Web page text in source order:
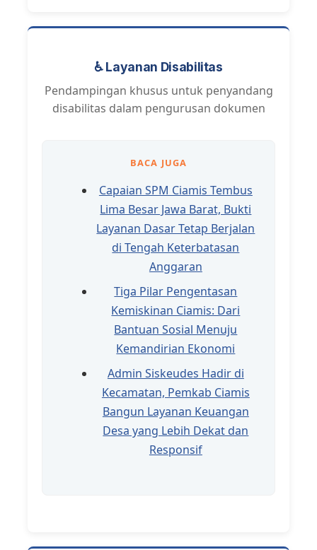
♿ Layanan Disabilitas
Pendampingan khusus untuk penyandang
disabilitas dalam pengurusan dokumen
BACA JUGA
Capaian SPM Ciamis Tembus
Lima Besar Jawa Barat, Bukti
Layanan Dasar Tetap Berjalan
di Tengah Keterbatasan
Anggaran
Tiga Pilar Pengentasan
Kemiskinan Ciamis: Dari
Bantuan Sosial Menuju
Kemandirian Ekonomi
Admin Siskeudes Hadir di
Kecamatan, Pemkab Ciamis
Bangun Layanan Keuangan
Desa yang Lebih Dekat dan
Responsif